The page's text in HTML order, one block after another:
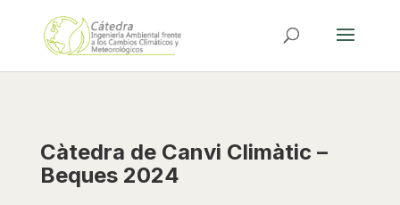
Càtedra de Canvi Climàtic –
Beques 2024